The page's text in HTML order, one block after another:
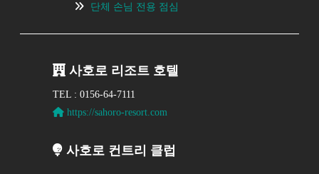
단체 손님 전용 점심
사호로 리조트 호텔
TEL : 0156-64-7111
https://sahoro-resort.com
사호로 컨트리 클럽